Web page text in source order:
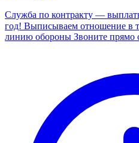
Служба по контракту —
год! Выписываем отношение в
линию обороны Звоните прямо